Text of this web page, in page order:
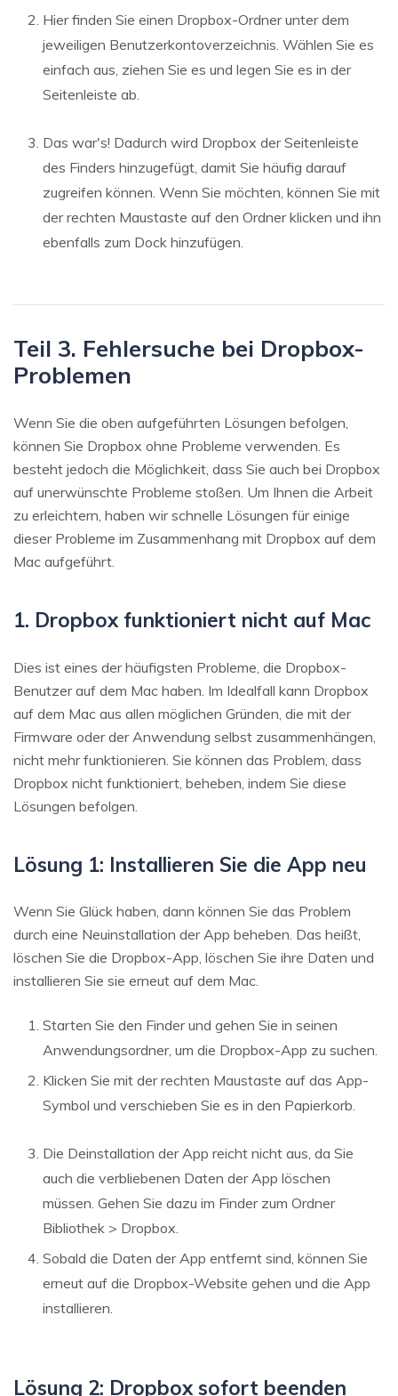
Hier finden Sie einen Dropbox-Ordner unter dem
jeweiligen Benutzerkontoverzeichnis. Wählen Sie es
einfach aus, ziehen Sie es und legen Sie es in der
Seitenleiste ab.
Das war's! Dadurch wird Dropbox der Seitenleiste
des Finders hinzugefügt, damit Sie häufig darauf
zugreifen können. Wenn Sie möchten, können Sie mit
der rechten Maustaste auf den Ordner klicken und ihn
ebenfalls zum Dock hinzufügen.
Teil 3. Fehlersuche bei Dropbox-
Problemen
Wenn Sie die oben aufgeführten Lösungen befolgen,
können Sie Dropbox ohne Probleme verwenden. Es
besteht jedoch die Möglichkeit, dass Sie auch bei Dropbox
auf unerwünschte Probleme stoßen. Um Ihnen die Arbeit
zu erleichtern, haben wir schnelle Lösungen für einige
dieser Probleme im Zusammenhang mit Dropbox auf dem
Mac aufgeführt.
1. Dropbox funktioniert nicht auf Mac
Dies ist eines der häufigsten Probleme, die Dropbox-
Benutzer auf dem Mac haben. Im Idealfall kann Dropbox
auf dem Mac aus allen möglichen Gründen, die mit der
Firmware oder der Anwendung selbst zusammenhängen,
nicht mehr funktionieren. Sie können das Problem, dass
Dropbox nicht funktioniert, beheben, indem Sie diese
Lösungen befolgen.
Lösung 1: Installieren Sie die App neu
Wenn Sie Glück haben, dann können Sie das Problem
durch eine Neuinstallation der App beheben. Das heißt,
löschen Sie die Dropbox-App, löschen Sie ihre Daten und
installieren Sie sie erneut auf dem Mac.
Starten Sie den Finder und gehen Sie in seinen
Anwendungsordner, um die Dropbox-App zu suchen.
Klicken Sie mit der rechten Maustaste auf das App-
Symbol und verschieben Sie es in den Papierkorb.
Die Deinstallation der App reicht nicht aus, da Sie
auch die verbliebenen Daten der App löschen
müssen. Gehen Sie dazu im Finder zum Ordner
Bibliothek > Dropbox.
Sobald die Daten der App entfernt sind, können Sie
erneut auf die Dropbox-Website gehen und die App
installieren.
Lösung 2: Dropbox sofort beenden